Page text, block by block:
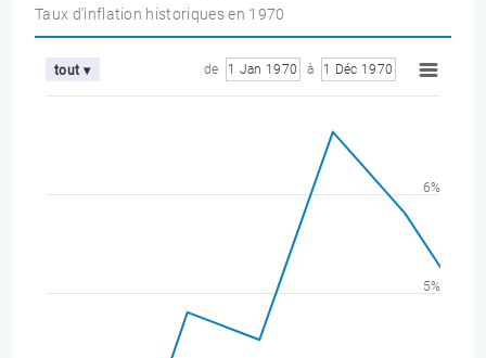
Taux d'inflation historiques en 1970
tout ▾ de 1 Jan 1970 à 1 Déc 1970
5%
6%